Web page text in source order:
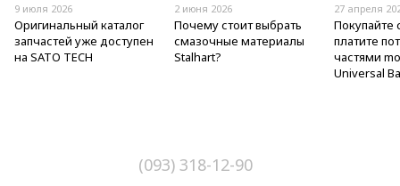
9 июля 2026
Оригинальный каталог
запчастей уже доступен
на SATO TECH
2 июня 2026
Почему стоит выбрать
смазочные материалы
Stalhart?
27 апреля
Покупайте
платите
частями
Universal
(093) 318-12-90